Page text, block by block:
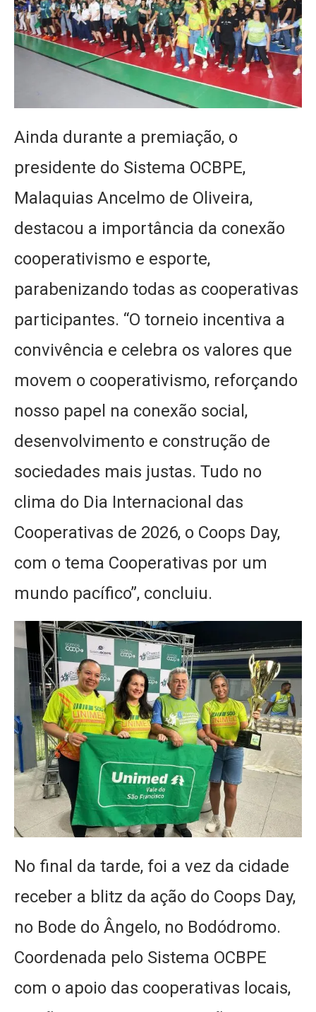
Ainda durante a premiação, o
presidente do Sistema OCBPE,
Malaquias Ancelmo de Oliveira,
destacou a importância da conexão
cooperativismo e esporte,
parabenizando todas as cooperativas
participantes. “O torneio incentiva a
convivência e celebra os valores que
movem o cooperativismo, reforçando
nosso papel na conexão social,
desenvolvimento e construção de
sociedades mais justas. Tudo no
clima do Dia Internacional das
Cooperativas de 2026, o Coops Day,
com o tema Cooperativas por um
mundo pacífico”, concluiu.
No final da tarde, foi a vez da cidade
receber a blitz da ação do Coops Day,
no Bode do Ângelo, no Bodódromo.
Coordenada pelo Sistema OCBPE
com o apoio das cooperativas locais,